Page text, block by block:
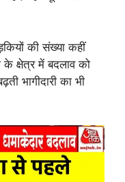
की संख्या कहीं
के क्षेत्र में बदलाव को
भागीदारी का भी